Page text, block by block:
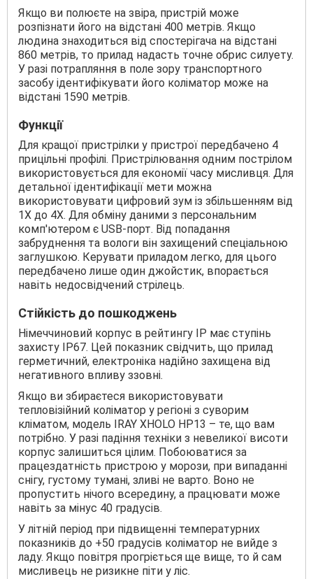
Якщо ви полюєте на звіра, пристрій може
розпізнати його на відстані 400 метрів. Якщо
людина знаходиться від спостерігача на відстані
860 метрів, то прилад надасть точне обрис силуету.
У разі потрапляння в поле зору транспортного
засобу ідентифікувати його коліматор може на
відстані 1590 метрів.
Функції
Для кращої пристрілки у пристрої передбачено 4
прицільні профілі. Пристрілювання одним пострілом
використовується для економії часу мисливця. Для
детальної ідентифікації мети можна
використовувати цифровий зум із збільшенням від
1Х до 4Х. Для обміну даними з персональним
комп'ютером є USB-порт. Від попадання
забруднення та вологи він захищений спеціальною
заглушкою. Керувати приладом легко, для цього
передбачено лише один джойстик, впорається
навіть недосвідчений стрілець.
Стійкість до пошкоджень
Німеччиновий корпус в рейтингу IP має ступінь
захисту IP67. Цей показник свідчить, що прилад
герметичний, електроніка надійно захищена від
негативного впливу ззовні.
Якщо ви збираєтеся використовувати
тепловізійний коліматор у регіоні з суворим
кліматом, модель IRAY XHOLO HP13 – те, що вам
потрібно. У разі падіння техніки з невеликої висоти
корпус залишиться цілим. Побоюватися за
працездатність пристрою у морози, при випаданні
снігу, густому тумані, зливі не варто. Воно не
пропустить нічого всередину, а працювати може
навіть за мінус 40 градусів.
У літній період при підвищенні температурних
показників до +50 градусів коліматор не вийде з
ладу. Якщо повітря прогріється ще вище, то й сам
мисливець не ризикне піти у ліс.